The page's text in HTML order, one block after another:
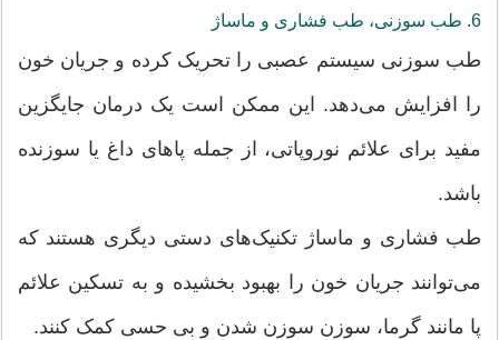
6. طب سوزنی، طب فشاری و ماساژ
طب سوزنی سیستم عصبی را تحریک کرده و جریان خون
را افزایش می‌دهد. این ممکن است یک درمان جایگزین
مفید برای علائم نوروپاتی، از جمله پاهای داغ یا سوزنده
باشد.
طب فشاری و ماساژ تکنیک‌های دستی دیگری هستند که
می‌توانند جریان خون را بهبود بخشیده و به تسکین علائم
پا مانند گرما، سوزن سوزن شدن و بی حسی کمک کنند.